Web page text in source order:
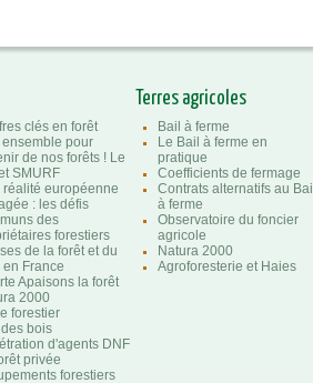
clés en forêt
ensemble pour
de nos forêts ! Le
SMURF
réalité européenne
: les défis
des
forestiers
de la forêt et du
en France
Apaisons la forêt
2000
forestier
des bois
d'agents DNF
privée
forestiers
Terres agricoles
Bail à ferme
Le Bail à ferme en
pratique
Coefficients de fermage
Contrats alternatifs au Bail
à ferme
Observatoire du foncier
agricole
Natura 2000
Agroforesterie et Haies